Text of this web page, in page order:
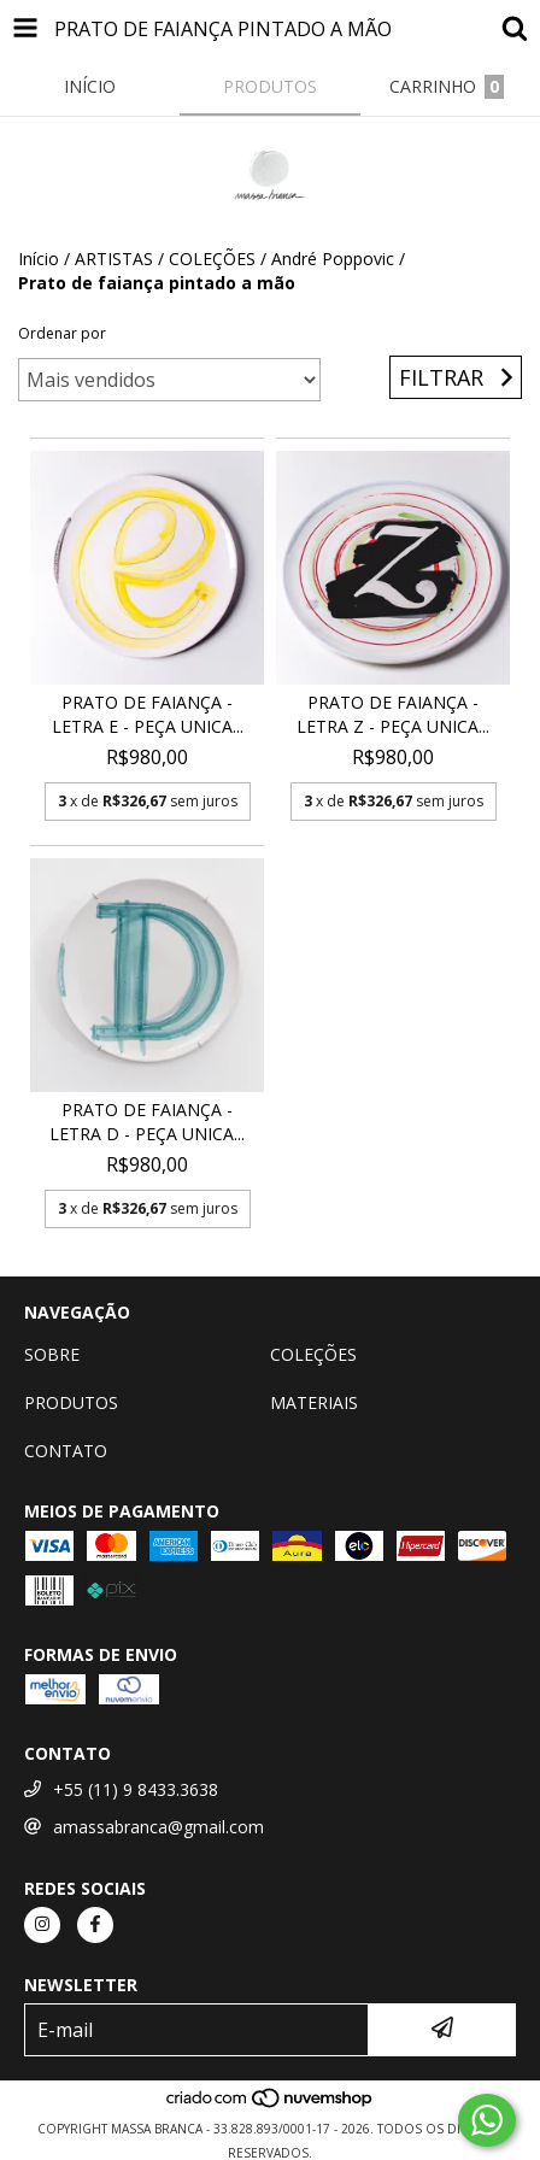
PRATO DE FAIANÇA PINTADO A MÃO
INÍCIO PRODUTOS CARRINHO 0
Início / ARTISTAS / COLEÇÕES / André Poppovic /
Prato de faiança pintado a mão
Ordenar por
FILTRAR
PRATO DE FAIANÇA -
LETRA E - PEÇA UNICA...
R$980,00
3 x de R$326,67 sem juros
PRATO DE FAIANÇA -
LETRA Z - PEÇA UNICA...
R$980,00
3 x de R$326,67 sem juros
PRATO DE FAIANÇA -
LETRA D - PEÇA UNICA...
R$980,00
3 x de R$326,67 sem juros
NAVEGAÇÃO
SOBRE
COLEÇÕES
PRODUTOS MATERIAIS
CONTATO
MEIOS DE PAGAMENTO
FORMAS DE ENVIO
CONTATO
+55 (11) 9 8433.3638
amassabranca@gmail.com
REDES SOCIAIS
NEWSLETTER
COPYRIGHT MASSA BRANCA - 33.828.893/0001-17 - 2026. TODOS OS DIREITOS
RESERVADOS.